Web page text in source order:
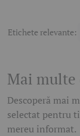
Etichete relevante:
Mai multe
Descoperă mai
selectat pentru
mereu informat.